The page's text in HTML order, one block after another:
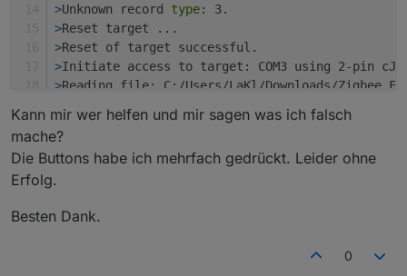
>Unknown record type: 3.
>Reset target ...
>Reset of target successful.
>Initiate access to target: COM3 using 2-pin
>Reading file: C:/Users/LaKl/Downloads/Zigbee
>Reset target ...
>
>Initiate access to target: COM3 using 2-pin
>
> Unknown record
Kann mir wer helfen und mir sagen was ich falsch
mache?
Die Buttons habe ich mehrfach gedrückt. Leider ohne
Erfolg.
Besten Dank.
0